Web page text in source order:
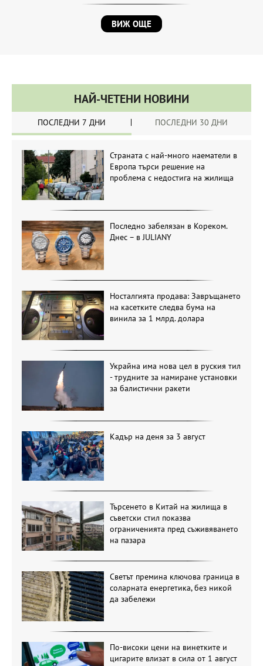
ВИЖ ОЩЕ
НАЙ-ЧЕТЕНИ НОВИНИ
ПОСЛЕДНИ 7 ДНИ ПОСЛЕДНИ 30 ДНИ
Страната с най-много наематели в
Европа търси решение на
проблема с недостига на жилища
Последно забелязан в Кореком.
Днес – в JULIANY
Носталгията продава: Завръщането
на касетките следва бума на
винила за 1 млрд. долара
Украйна има нова цел в руския тил
- трудните за намиране установки
за балистични ракети
Кадър на деня за 3 август
Търсенето в Китай на жилища в
съветски стил показва
ограниченията пред съживяването
на пазара
Светът премина ключова граница в
соларната енергетика, без никой
да забележи
По-високи цени на винетките и
цигарите влизат в сила от 1 август